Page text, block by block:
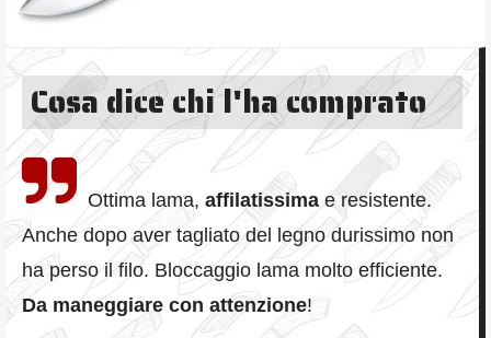
Cosa dice chi l'ha comprato
Ottima lama, affilatissima e resistente.
Anche dopo aver tagliato del legno durissimo non
ha perso il filo. Bloccaggio lama molto efficiente.
Da maneggiare con attenzione!